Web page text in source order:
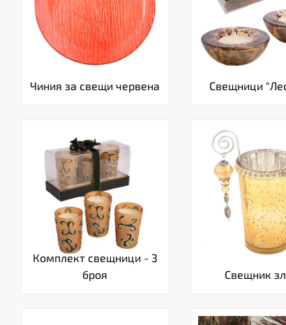
Чиния за свещи червена Свещници
Комплект свещници - 3
броя
Свещник